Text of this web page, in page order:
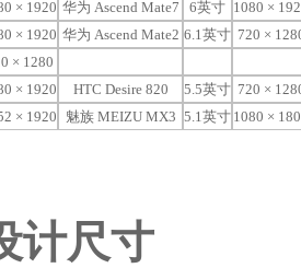
× 1920 华为 Ascend Mate7 6英寸 1080 ×
× 1920 华为 Ascend Mate2 6.1英寸 720 ×
× 1280
× 1920 HTC Desire 820 5.5英寸 720 ×
× 1920 魅族 MEIZU MX3 5.1英寸 1080 ×
计尺寸